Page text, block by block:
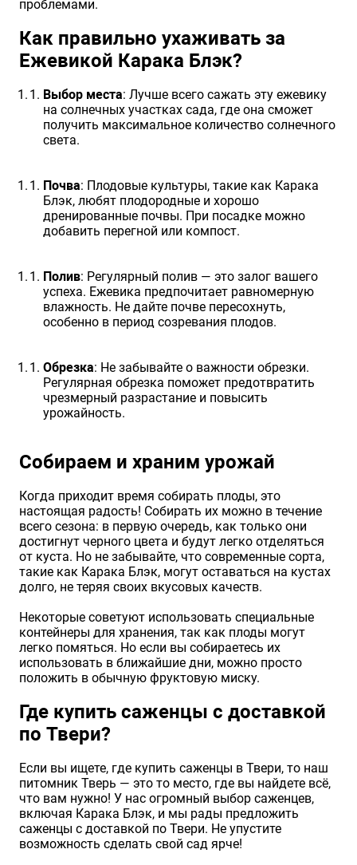
проблемами.
Как правильно ухаживать за
Ежевикой Карака Блэк?
Выбор места: Лучше всего сажать эту ежевику
на солнечных участках сада, где она сможет
получить максимальное количество солнечного
света.
Почва: Плодовые культуры, такие как Карака
Блэк, любят плодородные и хорошо
дренированные почвы. При посадке можно
добавить перегной или компост.
Полив: Регулярный полив — это залог вашего
успеха. Ежевика предпочитает равномерную
влажность. Не дайте почве пересохнуть,
особенно в период созревания плодов.
Обрезка: Не забывайте о важности обрезки.
Регулярная обрезка поможет предотвратить
чрезмерный разрастание и повысить
урожайность.
Собираем и храним урожай
Когда приходит время собирать плоды, это
настоящая радость! Собирать их можно в течение
всего сезона: в первую очередь, как только они
достигнут черного цвета и будут легко отделяться
от куста. Но не забывайте, что современные сорта,
такие как Карака Блэк, могут оставаться на кустах
долго, не теряя своих вкусовых качеств.
Некоторые советуют использовать специальные
контейнеры для хранения, так как плоды могут
легко помяться. Но если вы собираетесь их
использовать в ближайшие дни, можно просто
положить в обычную фруктовую миску.
Где купить саженцы с доставкой
по Твери?
Если вы ищете, где купить саженцы в Твери, то наш
питомник Тверь — это то место, где вы найдете всё,
что вам нужно! У нас огромный выбор саженцев,
включая Карака Блэк, и мы рады предложить
саженцы с доставкой по Твери. Не упустите
возможность сделать свой сад ярче!